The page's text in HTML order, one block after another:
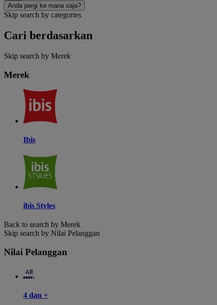
Anda pergi ke mana saja?
Skip search by categories
Cari berdasarkan
Skip search by Merek
Merek
Ibis
ibis Styles
Back to search by Merek
Skip search by Nilai Pelanggan
Nilai Pelanggan
4 dan +